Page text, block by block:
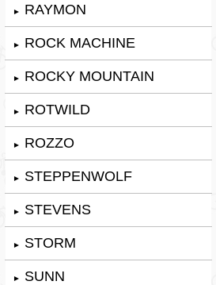
► RAYMON
► ROCK MACHINE
► ROCKY MOUNTAIN
► ROTWILD
► ROZZO
► STEPPENWOLF
► STEVENS
► STORM
► SUNN